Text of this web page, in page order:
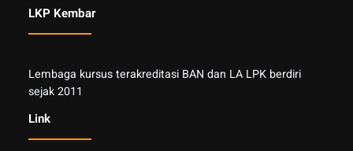
LKP Kembar
Lembaga kursus terakreditasi BAN dan LA LPK berdiri
sejak 2011
Link